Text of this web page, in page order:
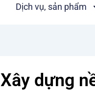
Dịch vụ, sản phẩm
Xây dựng